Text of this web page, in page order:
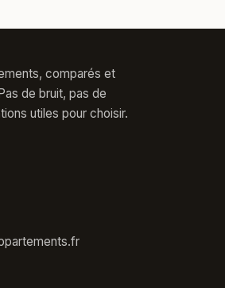
comparés et
de bruit, pas de
utiles pour choisir.